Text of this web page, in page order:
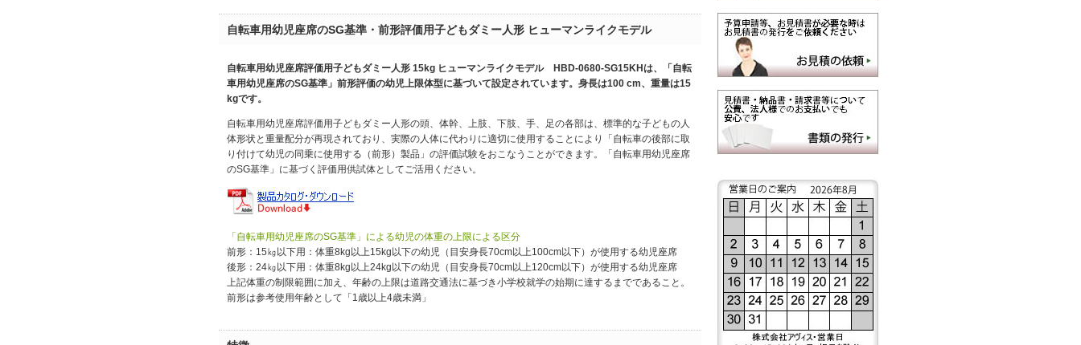
自転車用幼児座席のSG基準・前形評価用子どもダミー人形 ヒューマンライクモデル
自転車用幼児座席評価用子どもダミー人形 15kg ヒューマンライクモデル HBD-0680-SG15KHは、「自転
車用幼児座席のSG基準」前形評価の幼児上限体型に基づいて設定されています。身長は100 cm、重量は15
kgです。
自転車用幼児座席評価用子どもダミー人形の頭、体幹、上肢、下肢、手、足の各部は、標準的な子どもの人
体形状と重量配分が再現されており、実際の人体に代わりに適切に使用することにより「自転車の後部に取
り付けて幼児の同乗に使用する（前形）製品」の評価試験をおこなうことができます。「自転車用幼児座席
のSG基準」に基づく評価用供試体としてご活用ください。
「自転車用幼児座席のSG基準」による幼児の体重の上限による区分
前形：15㎏以下用：体重8kg以上15kg以下の幼児（目安身長70cm以上100cm以下）が使用する幼児座席
後形：24㎏以下用：体重8kg以上24kg以下の幼児（目安身長70cm以上120cm以下）が使用する幼児座席
上記体重の制限範囲に加え、年齢の上限は道路交通法に基づき小学校就学の始期に達するまでであること。
前形は参考使用年齢として「1歳以上4歳未満」